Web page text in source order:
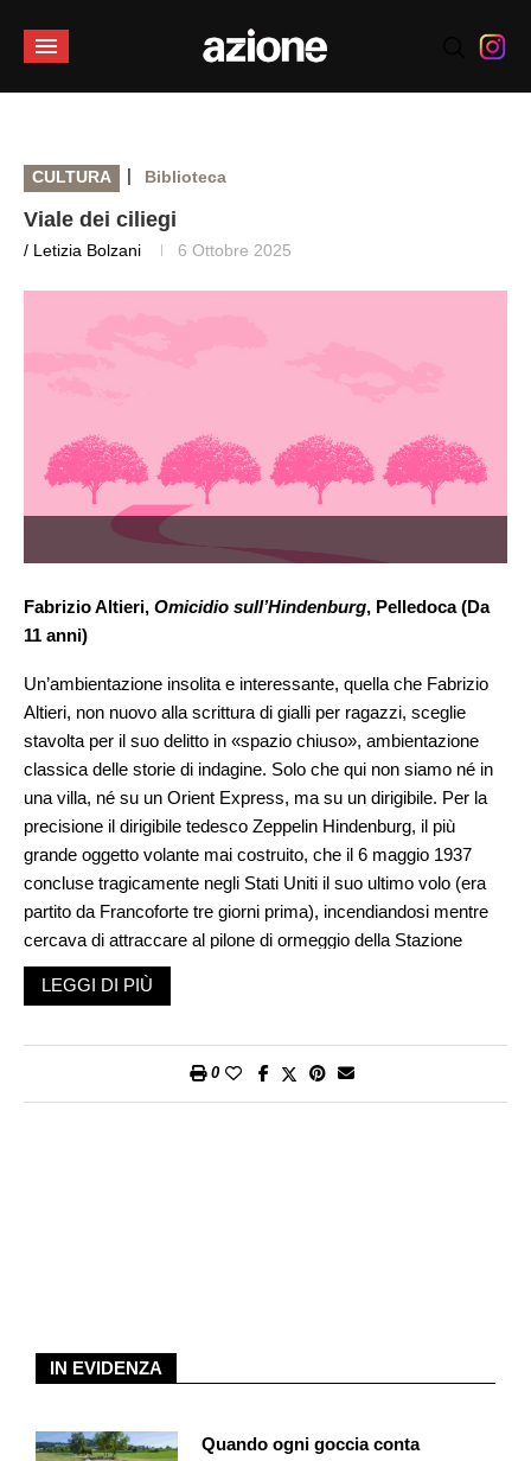
CULTURA | Biblioteca
Viale dei ciliegi
/ Letizia Bolzani 6 Ottobre 2025
Fabrizio Altieri, Omicidio sull’Hindenburg, Pelledoca (Da
11 anni)
Un’ambientazione insolita e interessante, quella che Fabrizio
Altieri, non nuovo alla scrittura di gialli per ragazzi, sceglie
stavolta per il suo delitto in «spazio chiuso», ambientazione
classica delle storie di indagine. Solo che qui non siamo né in
una villa, né su un Orient Express, ma su un dirigibile. Per la
precisione il dirigibile tedesco Zeppelin Hindenburg, il più
grande oggetto volante mai costruito, che il 6 maggio 1937
concluse tragicamente negli Stati Uniti il suo ultimo volo (era
partito da Francoforte tre giorni prima), incendiandosi mentre
cercava di attraccare al pilone di ormeggio della Stazione
Aeronavale di Lakehurst, nel New Jersey. Nel disastro –
ampiamente documentato all’epoca da cinegiornali, fotografi e
romanzo – morirono 36 persone, ma fortunatamente non i due
LEGGI DI PIÙ
0
IN EVIDENZA
Quando ogni goccia conta